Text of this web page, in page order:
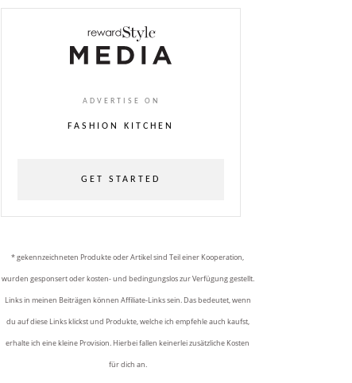
ADVERTISE ON
FASHION KITCHEN
GET STARTED
* gekennzeichneten Produkte oder Artikel sind Teil einer Kooperation,
wurden gesponsert oder kosten- und bedingungslos zur Verfügung gestellt.
Links in meinen Beiträgen können Affiliate-Links sein. Das bedeutet, wenn
du auf diese Links klickst und Produkte, welche ich empfehle auch kaufst,
erhalte ich eine kleine Provision. Hierbei fallen keinerlei zusätzliche Kosten
für dich an.